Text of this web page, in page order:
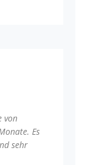
von
Es
sehr